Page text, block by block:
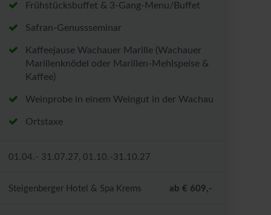
Frühstücksbuffet & 3-Gang-Menu/Buffet
Safran-Genussseminar
Kaffeejause Wachauer Marille (Wachauer
Marillenknödel oder Marillen-Mehlspeise &
Kaffee)
Weinprobe in einem Weingut in der Wachau
Ortstaxe
01.04.- 31.07.27, 01.10.-31.10.27
Steigenberger Hotel & Spa Krems ab € 609,-